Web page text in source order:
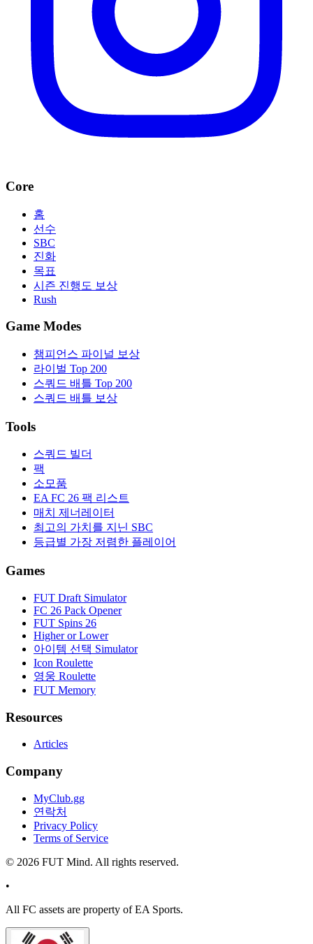
Core
홈
선수
SBC
진화
목표
시즌 진행도 보상
Rush
Game Modes
챔피언스 파이널 보상
라이벌 Top 200
스쿼드 배틀 Top 200
스쿼드 배틀 보상
Tools
스쿼드 빌더
팩
소모품
EA FC 26 팩 리스트
매치 제너레이터
최고의 가치를 지닌 SBC
등급별 가장 저렴한 플레이어
Games
FUT Draft Simulator
FC 26 Pack Opener
FUT Spins 26
Higher or Lower
아이템 선택 Simulator
Icon Roulette
영웅 Roulette
FUT Memory
Resources
Articles
Company
MyClub.gg
연락처
Privacy Policy
Terms of Service
© 2026 FUT Mind. All rights reserved.
•
All FC assets are property of EA Sports.